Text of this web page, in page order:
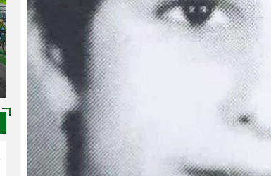
از شهرنشینی تا شهروندی